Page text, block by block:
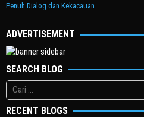
Penuh Dialog dan Kekacauan
ADVERTISEMENT
SEARCH BLOG
Cari
untuk:
RECENT BLOGS